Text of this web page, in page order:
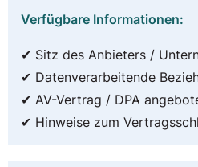
Verfügbare Informationen:
✔ Sitz des Anbieters /
✔ Datenverarbeitende
✔ AV-Vertrag / DPA
✔ Hinweise zum